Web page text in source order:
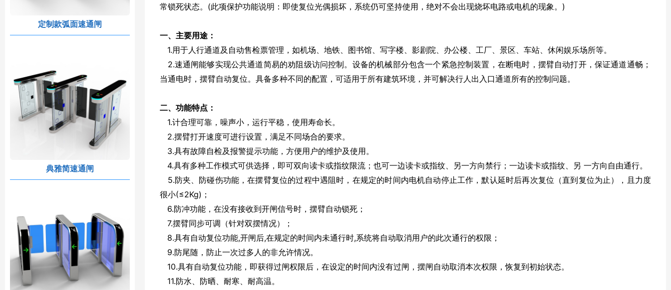
定制款弧面速通闸
典雅简速通闸
常锁死状态。(此项保护功能说明：即使复位光偶损坏，系统仍可坚持使用，绝对不会出现烧坏电路或电机的现象。)
一、主要用途：
1.用于人行通道及自动售检票管理，如机场、地铁、图书馆、写字楼、影剧院、办公楼、工厂、景区、车站、休闲娱乐场所等。
2.速通闸能够实现公共通道简易的劝阻级访问控制。设备的机械部分包含一个紧急控制装置，在断电时，摆臂自动打开，保证通道通畅；
当通电时，摆臂自动复位。具备多种不同的配置，可适用于所有建筑环境，并可解决行人出入口通道所有的控制问题。
二、功能特点：
1.计合理可靠，噪声小，运行平稳，使用寿命长。
2.摆臂打开速度可进行设置，满足不同场合的要求。
3.具有故障自检及报警提示功能，方便用户的维护及使用。
4.具有多种工作模式可供选择，即可双向读卡或指纹限流；也可一边读卡或指纹、另一方向禁行；一边读卡或指纹、另 一方向自由通行。
5.防夹、防碰伤功能，在摆臂复位的过程中遇阻时，在规定的时间内电机自动停止工作，默认延时后再次复位（直到复位为止），且力度
很小(≤2Kg)；
6.防冲功能，在没有接收到开闸信号时，摆臂自动锁死；
7.摆臂同步可调（针对双摆情况）；
8.具有自动复位功能,开闸后,在规定的时间内未通行时,系统将自动取消用户的此次通行的权限；
9.防尾随，防止一次过多人的非允许情况。
10.具有自动复位功能，即获得过闸权限后，在设定的时间内没有过闸，摆闸自动取消本次权限，恢复到初始状态。
11.防水、防晒、耐寒、耐高温。